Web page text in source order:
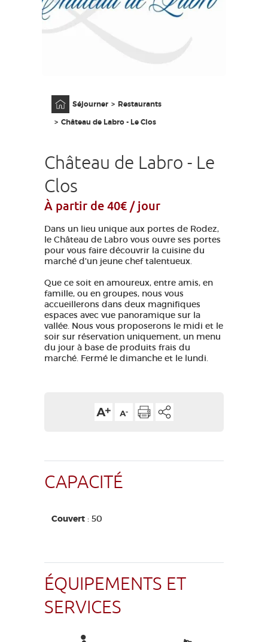
Séjourner
Restaurants
Château de Labro - Le Clos
Château de Labro - Le
Clos
À partir de 40€ / jour
Dans un lieu unique aux portes de Rodez,
le Château de Labro vous ouvre ses portes
pour vous faire découvrir la cuisine du
marché d'un jeune chef talentueux.
Que ce soit en amoureux, entre amis, en
famille, ou en groupes, nous vous
accueillerons dans deux magnifiques
espaces avec vue panoramique sur la
vallée. Nous vous proposerons le midi et le
soir sur réservation uniquement, un menu
du jour à base de produits frais du
marché. Fermé le dimanche et le lundi.
CAPACITÉ
Couvert : 50
ÉQUIPEMENTS ET
SERVICES